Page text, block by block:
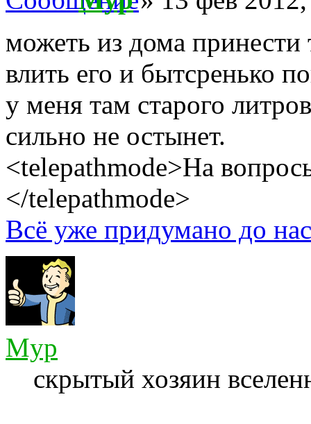
можеть из дома принести
влить его и бытсренько
у меня там старого
сильно не остынет.
<telepathmode>На
</telepathmode>
Всё уже придумано до
Myp
скрытый хозяин